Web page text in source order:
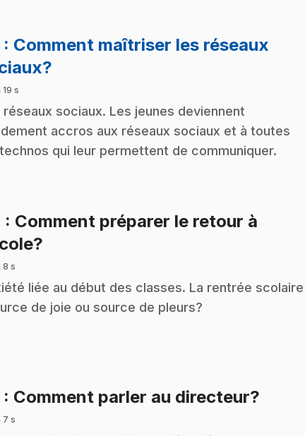
: Comment maîtriser les réseaux
19 s
réseaux sociaux. Les jeunes deviennent
accros aux réseaux sociaux et à toutes
qui leur permettent de communiquer.
: Comment préparer le retour à
8 s
liée au début des classes. La rentrée scolaire
de joie ou source de pleurs?
: Comment parler au directeur?
7 s